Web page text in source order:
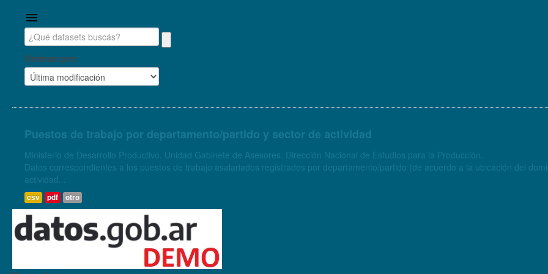
Ordenar por
Puestos de trabajo por departamento/partido y sector de actividad
Ministerio de Desarrollo Productivo. Unidad Gabinete de Asesores. Dirección Nacional de Estudios para la Producción.
Datos correspondientes a los puestos de trabajo asalariados registrados por departamento/partido (de acuerdo a la ubicación del
actividad...
csv pdf otro